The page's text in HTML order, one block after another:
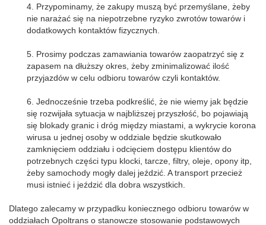
4. Przypominamy, że zakupy muszą być przemyślane, żeby
nie narażać się na niepotrzebne ryzyko zwrotów towarów i
dodatkowych kontaktów fizycznych.
5. Prosimy podczas zamawiania towarów zaopatrzyć się z
zapasem na dłuższy okres, żeby zminimalizować ilość
przyjazdów w celu odbioru towarów czyli kontaktów.
6. Jednocześnie trzeba podkreślić, że nie wiemy jak będzie
się rozwijała sytuacja w najbliższej przyszłość, bo pojawiają
się blokady granic i dróg między miastami, a wykrycie korona
wirusa u jednej osoby w oddziale będzie skutkowało
zamknięciem oddziału i odcięciem dostępu klientów do
potrzebnych części typu klocki, tarcze, filtry, oleje, opony itp,
żeby samochody mogły dalej jeździć. A transport przecież
musi istnieć i jeździć dla dobra wszystkich.
Dlatego zalecamy w przypadku koniecznego odbioru towarów w
oddziałach Opoltrans o stanowcze stosowanie podstawowych